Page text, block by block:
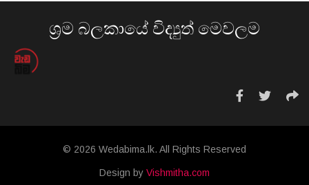
ශ්‍රම බලකායේ විද්‍යුත් මෙවලම
© 2026 Wedabima.lk. All Rights Reserved
Design by Vishmitha.com